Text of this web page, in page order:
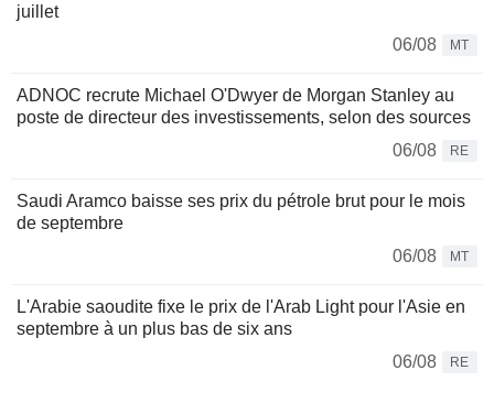
juillet
06/08
MT
ADNOC recrute Michael O'Dwyer de Morgan Stanley au
poste de directeur des investissements, selon des sources
06/08
RE
Saudi Aramco baisse ses prix du pétrole brut pour le mois
de septembre
06/08
MT
L'Arabie saoudite fixe le prix de l'Arab Light pour l'Asie en
septembre à un plus bas de six ans
06/08
RE